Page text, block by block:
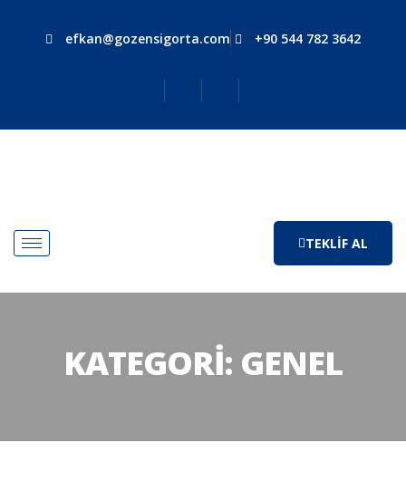
efkan@gozensigorta.com +90 544 782 3642
TEKLIF AL
KATEGORI: GENEL